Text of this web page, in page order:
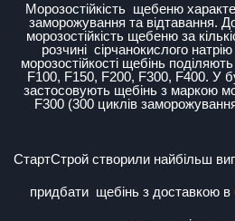
Морозостійкість щебеню
заморожування та відтавання.
морозостійкість щебеню за
розчині сірчанокислого натрію
морозостійкості щебінь
F100, F150, F200, F300, F400. У
застосовують щебінь з маркою
F300 (300 циклів
СтартСтройстворили найбільш
придбати щебінь з доставкою